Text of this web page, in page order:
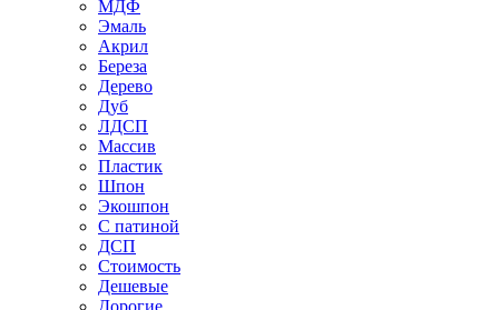
МДФ
Эмаль
Акрил
Береза
Дерево
Дуб
ЛДСП
Массив
Пластик
Шпон
Экошпон
С патиной
ДСП
Стоимость
Дешевые
Дорогие